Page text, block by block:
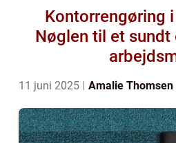
Kontorrengøring
Nøglen til et
11 juni 2025 Amalie Thomsen